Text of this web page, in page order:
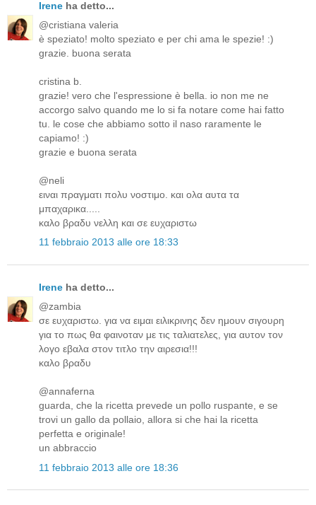
Irene ha detto...
@cristiana valeria
è speziato! molto speziato e per chi ama le spezie! :)
grazie. buona serata
cristina b.
grazie! vero che l'espressione è bella. io non me ne
accorgo salvo quando me lo si fa notare come hai fatto
tu. le cose che abbiamo sotto il naso raramente le
capiamo! :)
grazie e buona serata
@neli
ειναι πραγματι πολυ νοστιμο. και ολα αυτα τα
μπαχαρικα.....
καλο βραδυ νελλη και σε ευχαριστω
11 febbraio 2013 alle ore 18:33
Irene ha detto...
@zambia
σε ευχαριστω. για να ειμαι ειλικρινης δεν ημουν σιγουρη
για το πως θα φαινοταν με τις ταλιατελες, για αυτον τον
λογο εβαλα στον τιτλο την αιρεσια!!!
καλο βραδυ
@annaferna
guarda, che la ricetta prevede un pollo ruspante, e se
trovi un gallo da pollaio, allora si che hai la ricetta
perfetta e originale!
un abbraccio
11 febbraio 2013 alle ore 18:36